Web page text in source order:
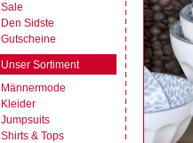
Sale
Den Sidste
Gutscheine
Unser Sortiment
Männermode
Kleider
Jumpsuits
Shirts & Tops